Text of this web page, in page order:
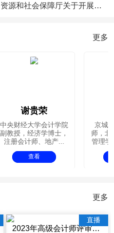
5 . 山西省财政厅山西省人力资源和社会保障厅关于开展2026年度全省会计系列高级职称评审工作通知
更多
谢贵荣
中央财经大学会计学院
副教授，经济学博士，
注册会计师、地产...
查看
京城
师，北
管理学
更多
直播
2023年高级会计师评审辅导视频课程